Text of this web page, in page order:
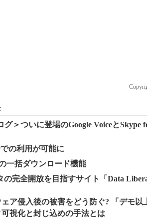
グ＞ついに登場のGoogle Voiceと
の利用が可能に
一括ダウンロード機能
の完全開放を目指すサイト「Data